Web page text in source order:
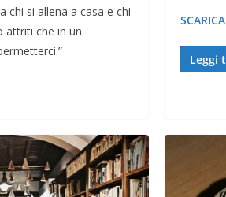
chi si allena a casa e chi
attriti che in un
Leggi